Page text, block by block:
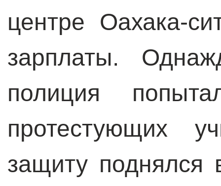
центре Оахака-
зарплаты.
полиция
протестующих
защиту поднялся